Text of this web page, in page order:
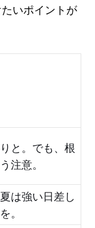
いポイントが
と。でも、根
注意。
は強い日差し
。